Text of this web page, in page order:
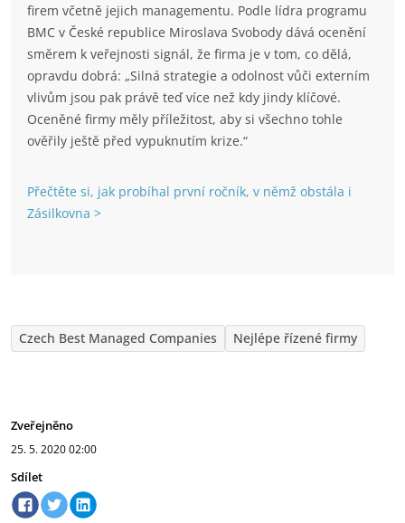
firem včetně jejich managementu. Podle lídra programu
BMC v České republice Miroslava Svobody dává ocenění
směrem k veřejnosti signál, že firma je v tom, co dělá,
opravdu dobrá: „Silná strategie a odolnost vůči externím
vlivům jsou pak právě teď více než kdy jindy klíčové.
Oceněné firmy měly příležitost, aby si všechno tohle
ověřily ještě před vypuknutím krize.“
Přečtěte si, jak probíhal první ročník, v němž obstála i
Zásilkovna >
Czech Best Managed Companies Nejlépe řízené firmy
Zveřejněno
25. 5. 202002:00
Sdílet